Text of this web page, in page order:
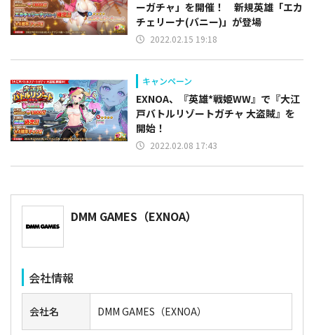
ーガチャ」を開催！ 新規英雄「エカ
チェリーナ(バニー)」が登場
2022.02.15 19:18
キャンペーン
EXNOA、『英雄*戦姫WW』で『大江
戸バトルリゾートガチャ 大盗賊』を
開始！
2022.02.08 17:43
DMM GAMES（EXNOA）
会社情報
会社名 DMM GAMES（EXNOA）